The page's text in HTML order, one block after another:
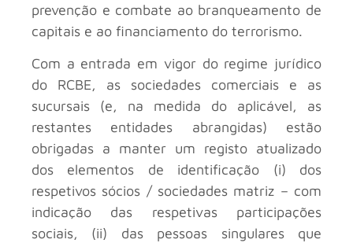
prevenção e combate ao branqueamento de
capitais e ao financiamento do terrorismo.
Com a entrada em vigor do regime jurídico
do RCBE, as sociedades comerciais e as
sucursais (e, na medida do aplicável, as
restantes entidades abrangidas) estão
obrigadas a manter um registo atualizado
dos elementos de identificação (i) dos
respetivos sócios / sociedades matriz – com
indicação das respetivas participações
sociais, (ii) das pessoas singulares que